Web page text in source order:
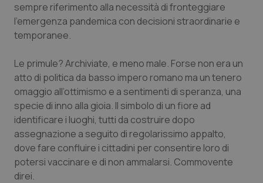
Abruzzo
Calabria
Campania
Emilia-Romagna
QS Pro Gold
Asma & BPCO
Car-T
Colesterolo & coronaropatie
sempre riferimento alla necessità di fronteggiare
l’emergenza pandemica con decisioni straordinarie e
temporanee.
Le primule? Archiviate, e meno male. Forse non era un
atto di politica da basso impero romano ma un tenero
omaggio all’ottimismo e a sentimenti di speranza, una
specie di inno alla gioia. Il simbolo di un fiore ad
identificare i luoghi, tutti da costruire dopo
assegnazione a seguito di regolarissimo appalto,
dove fare confluire i cittadini per consentire loro di
potersi vaccinare e di non ammalarsi. Commovente
direi.